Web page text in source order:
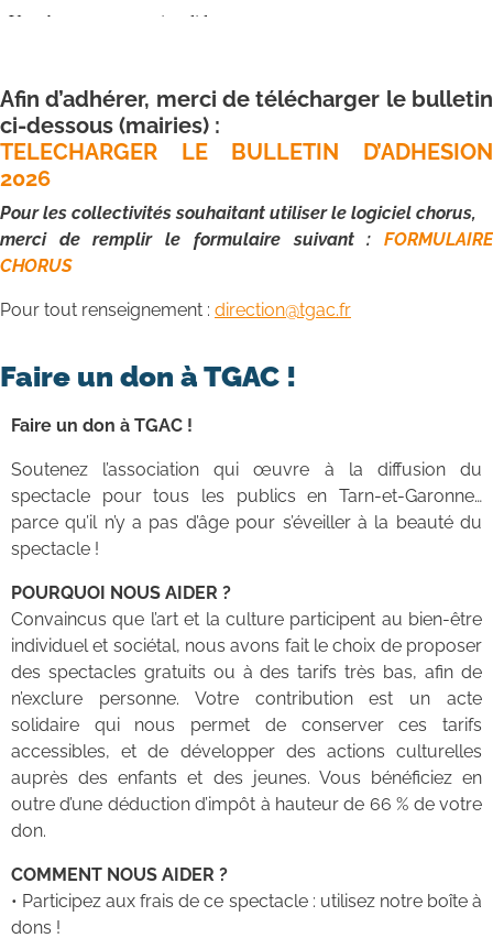
Afin d’adhérer, merci de télécharger le bulletin
ci-dessous (mairies) :
TELECHARGER LE BULLETIN D’ADHESION
2026
Pour les collectivités souhaitant utiliser le logiciel chorus,
merci de remplir le formulaire suivant : FORMULAIRE
CHORUS
Pour tout renseignement : direction@tgac.fr
Faire un don à TGAC !
Faire un don à TGAC !
Soutenez l’association qui œuvre à la diffusion du
spectacle pour tous les publics en Tarn-et-Garonne…
parce qu’il n’y a pas d’âge pour s’éveiller à la beauté du
spectacle !
POURQUOI NOUS AIDER ?
Convaincus que l’art et la culture participent au bien-être
individuel et sociétal, nous avons fait le choix de proposer
des spectacles gratuits ou à des tarifs très bas, afin de
n’exclure personne. Votre contribution est un acte
solidaire qui nous permet de conserver ces tarifs
accessibles, et de développer des actions culturelles
auprès des enfants et des jeunes. Vous bénéficiez en
outre d’une déduction d’impôt à hauteur de 66 % de votre
don.
COMMENT NOUS AIDER ?
• Participez aux frais de ce spectacle : utilisez notre boîte à
dons !